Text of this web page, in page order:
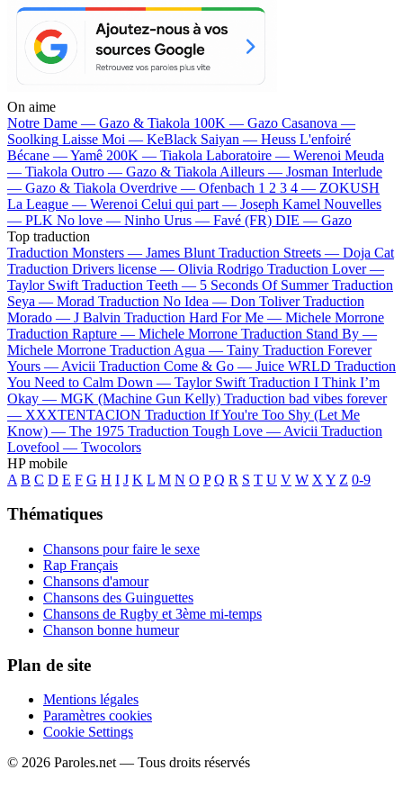
On aime
Notre Dame — Gazo & Tiakola 100K — Gazo Casanova —
Soolking Laisse Moi — KeBlack Saiyan — Heuss L'enfoiré
Bécane —Yamê 200K — Tiakola Laboratoire — Werenoi Meuda
— Tiakola Outro — Gazo & Tiakola Ailleurs — Josman Interlude
— Gazo & Tiakola Overdrive — Ofenbach 1 2 3 4 — ZOKUSH
La League — Werenoi Celui qui part — Joseph Kamel Nouvelles
— PLK No love — Ninho Urus — Favé (FR) DIE — Gazo
Top traduction
Traduction Monsters — James Blunt Traduction Streets — Doja Cat
Traduction Drivers license — Olivia Rodrigo Traduction Lover —
Taylor Swift Traduction Teeth — 5 Seconds Of Summer Traduction
Seya — Morad Traduction No Idea — Don Toliver Traduction
Morado — J Balvin Traduction Hard For Me — Michele Morrone
Traduction Rapture — Michele Morrone Traduction Stand By —
Michele Morrone Traduction Agua — Tainy Traduction Forever
Yours — Avicii Traduction Come & Go — Juice WRLD Traduction
You Need to Calm Down — Taylor Swift Traduction I Think I’m
Okay — MGK (Machine Gun Kelly) Traduction bad vibes forever
— XXXTENTACION Traduction If You're Too Shy (Let Me
Know) — The 1975 Traduction Tough Love — Avicii Traduction
Lovefool — Twocolors
HP mobile
A B C D E F G H I J K L M N O P Q R S T U V W X Y Z 0-9
Thématiques
Chansons pour faire le sexe
Rap Français
Chansons d'amour
Chansons des Guinguettes
Chansons de Rugby et 3ème mi-temps
Chanson bonne humeur
Plan de site
Mentions légales
Paramètres cookies
Cookie Settings
© 2026 Paroles.net — Tous droits réservés